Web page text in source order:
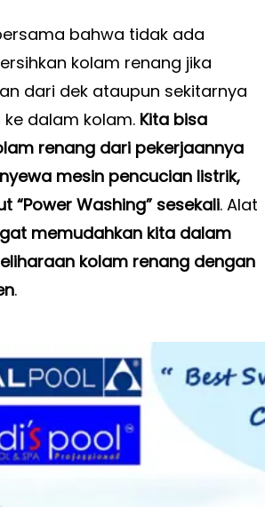
bahwa tidak ada
kolam renang jika
dari dek ataupun sekitarnya
dalam kolam. Kita bisa
renang dari pekerjaannya
mesin pencucian listrik,
“Power Washing” sesekali. Alat
memudahkan kita dalam
kolam renang dengan
.